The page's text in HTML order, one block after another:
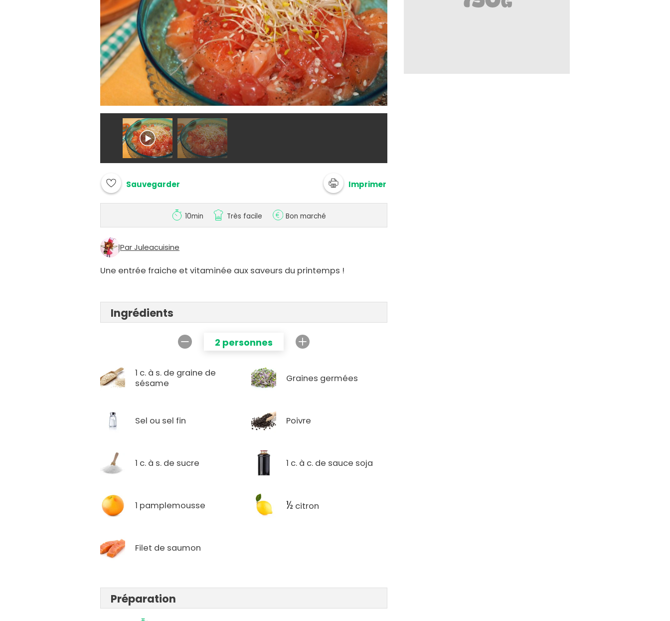
Sauvegarder Imprimer
10min Très facile Bon marché
Par Juleacuisine
Une entrée fraiche et vitaminée aux saveurs du printemps !
Ingrédients
2 personnes
1 c. à s. de graine de
sésame
Graines germées
Sel ou sel fin Poivre
1 c. à s. de sucre 1 c. à c. de sauce soja
1 pamplemousse ½ citron
Filet de saumon
Préparation